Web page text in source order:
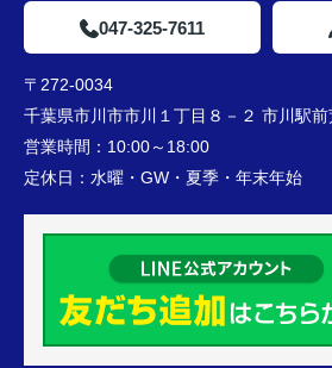
047-325-7611
〒272-0034
千葉県市川市市川１丁目８－２ 市川駅
営業時間： 10:00～18:00
定休日： 水曜・GW・夏季・年末年始